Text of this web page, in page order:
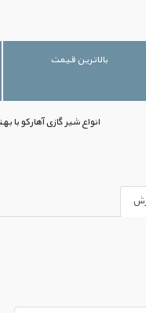
بالاترین قیمت
انواع شیر گازی آهارکو